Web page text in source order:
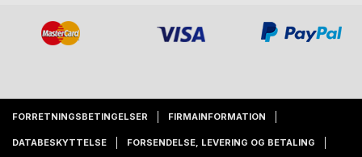
FORRETNINGSBETINGELSER FIRMAINFORMATION
DATABESKYTTELSE FORSENDELSE, LEVERING OG BETALING